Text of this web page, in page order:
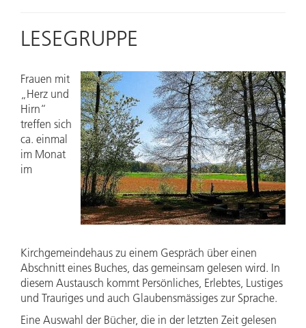
LESEGRUPPE
Frauen mit
„Herz und
Hirn“
treffen sich
ca. einmal
im Monat
im
Kirchgemeindehaus zu einem Gespräch über einen
Abschnitt eines Buches, das gemeinsam gelesen wird. In
diesem Austausch kommt Persönliches, Erlebtes, Lustiges
und Trauriges und auch Glaubensmässiges zur Sprache.
Eine Auswahl der Bücher, die in der letzten Zeit gelesen